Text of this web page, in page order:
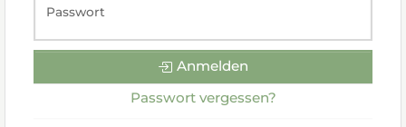
Passwort
Anmelden
Passwort vergessen?